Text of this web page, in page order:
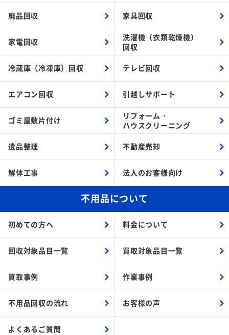
廃品回収 家具回収
家電回収
洗濯機（衣類乾燥機）
回収
冷蔵庫（冷凍庫）回収 テレビ回収
エアコン回収 引越しサポート
ゴミ屋敷片付け
リフォーム・
ハウスクリーニング
遺品整理 不動産売却
解体工事 法人のお客様向け
不用品について
初めての方へ 料金について
回収対象品目一覧 買取対象品目一覧
買取事例 作業事例
不用品回収の流れ お客様の声
よくあるご質問